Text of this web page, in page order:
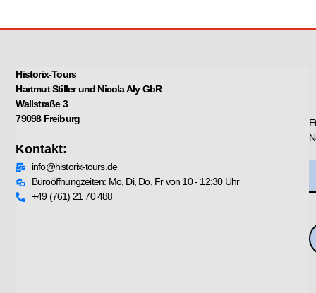
Historix-Tours
Hartmut Stiller und Nicola Aly GbR
Wallstraße 3
79098 Freiburg
Kontakt:
info@historix-tours.de
Büroöffnungzeiten: Mo, Di, Do, Fr von 10 - 12:30 Uhr
+49 (761) 21 70 488